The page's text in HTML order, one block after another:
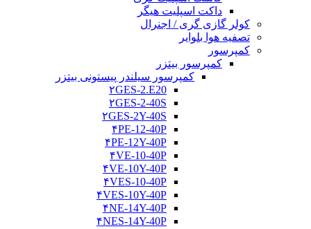
داکت اسپلیت هیگر
کولر گازی گری / اجنرال
تصفیه هوا بلوایر
کمپرسور
کمپرسور بیتزر
کمپرسور سیلندر پیستونی بیتزر
۲GES-2.E20
۲GES-2-40S
۲GES-2Y-40S
۴PE-12-40P
۴PE-12Y-40P
۴VE-10-40P
۴VE-10Y-40P
۴VES-10-40P
۴VES-10Y-40P
۴NE-14Y-40P
۴NES-14Y-40P